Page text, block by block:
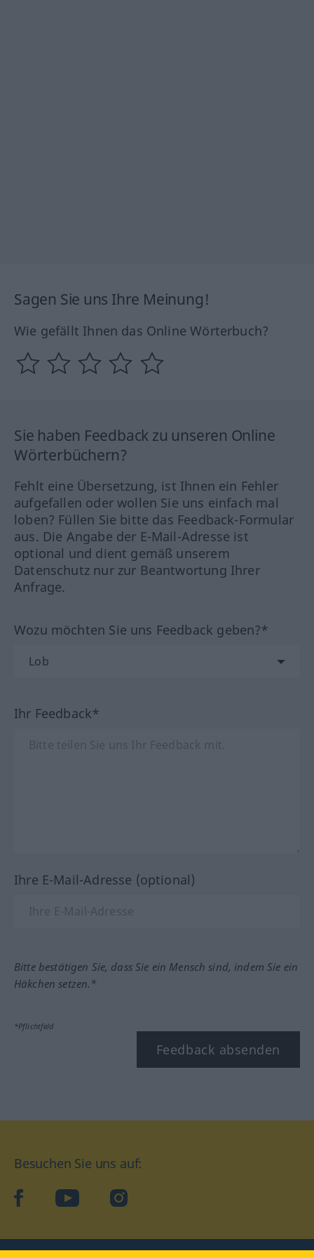
Sagen Sie uns Ihre Meinung!
Wie gefällt Ihnen das Online Wörterbuch?
Sie haben Feedback zu unseren Online
Wörterbüchern?
Fehlt eine Übersetzung, ist Ihnen ein Fehler
aufgefallen oder wollen Sie uns einfach mal
loben? Füllen Sie bitte das Feedback-Formular
aus. Die Angabe der E-Mail-Adresse ist
optional und dient gemäß unserem
Datenschutz nur zur Beantwortung Ihrer
Anfrage.
Wozu möchten Sie uns Feedback geben?*
Ihr Feedback*
Ihre E-Mail-Adresse (optional)
Bitte bestätigen Sie, dass Sie ein Mensch sind, indem Sie ein
Häkchen setzen.*
*Pflichtfeld
Feedback absenden
Besuchen Sie uns auf:
facebookYouTube Instagram